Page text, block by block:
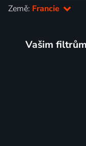
Země: Francie
Vašim